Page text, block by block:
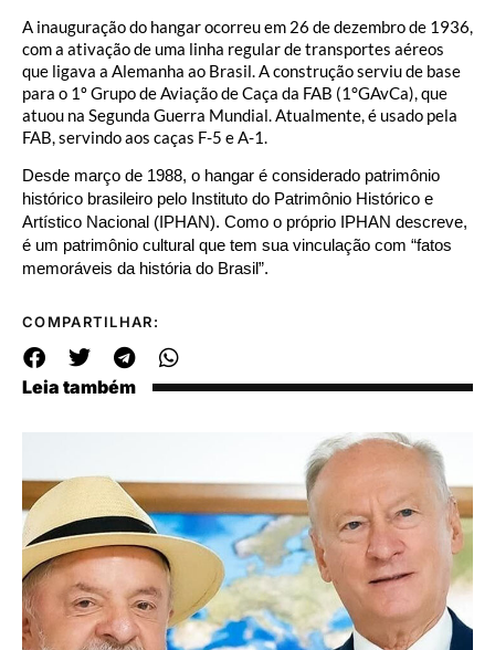
A inauguração do hangar ocorreu em 26 de dezembro de 1936,
com a ativação de uma linha regular de transportes aéreos
que ligava a Alemanha ao Brasil. A construção serviu de base
para o 1º Grupo de Aviação de Caça da FAB (1°GAvCa), que
atuou na Segunda Guerra Mundial. Atualmente, é usado pela
FAB, servindo aos caças F-5 e A-1.
Desde março de 1988, o hangar é considerado patrimônio
histórico brasileiro pelo Instituto do Patrimônio Histórico e
Artístico Nacional (IPHAN). Como o próprio IPHAN descreve,
é um patrimônio cultural que tem sua vinculação com “fatos
memoráveis da história do Brasil”.
COMPARTILHAR:
Leia também